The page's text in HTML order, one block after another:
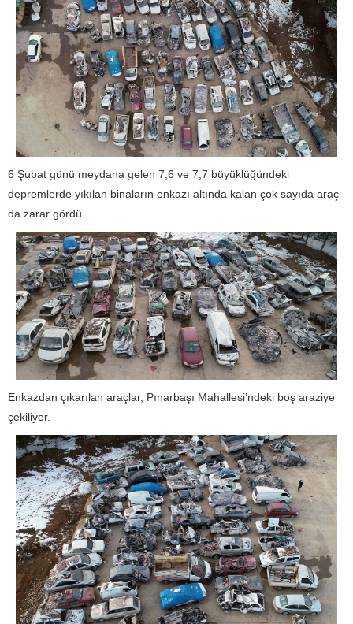
6 Şubat günü meydana gelen 7,6 ve 7,7 büyüklüğündeki
depremlerde yıkılan binaların enkazı altında kalan çok sayıda araç
da zarar gördü.
Enkazdan çıkarılan araçlar, Pınarbaşı Mahallesi’ndeki boş araziye
çekiliyor.